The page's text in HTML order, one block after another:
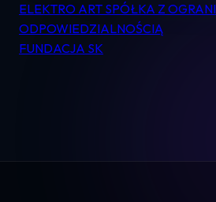
Pomoc
Nawigacja
wpisu
ELEKTRO ART SPÓŁKA Z
ODPOWIEDZIALNOŚCIĄ
FUNDACJA SK